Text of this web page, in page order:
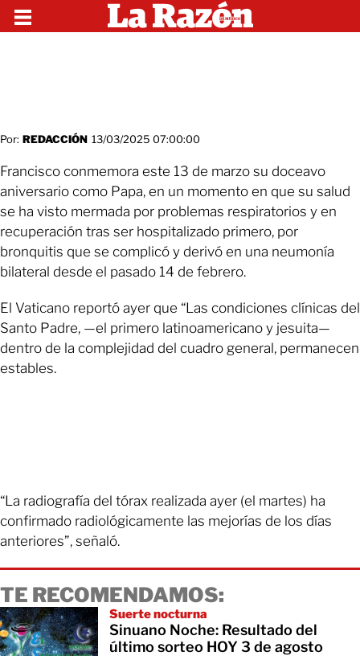
Por: REDACCIÓN 13/03/2025 07:00:00
Francisco conmemora este 13 de marzo su doceavo
aniversario como Papa, en un momento en que su salud
se ha visto mermada por problemas respiratorios y en
recuperación tras ser hospitalizado primero, por
bronquitis que se complicó y derivó en una neumonía
bilateral desde el pasado 14 de febrero.
El Vaticano reportó ayer que “Las condiciones clínicas del
Santo Padre, —el primero latinoamericano y jesuita—
dentro de la complejidad del cuadro general, permanecen
estables.
“La radiografía del tórax realizada ayer (el martes) ha
confirmado radiológicamente las mejorías de los días
anteriores”, señaló.
TE RECOMENDAMOS:
Suerte nocturna
Sinuano Noche: Resultado del
último sorteo HOY 3 de agosto